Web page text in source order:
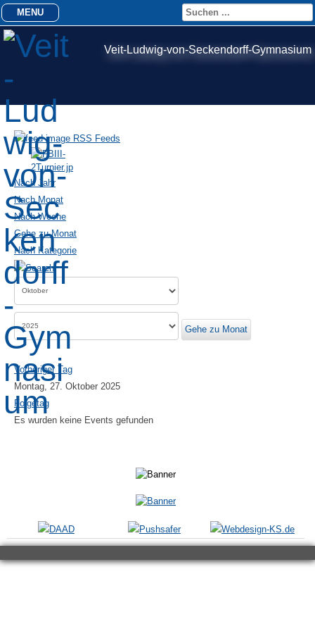
Veit-Ludwig-von-Seckendorff-Gymnasium
MENU
RSS Feeds
Nach Jahr
Nach Monat
Nach Woche
Gehe zu Monat
Nach Kategorie
Gehe zu Monat
Vorheriger Tag
Montag, 27. Oktober 2025
Folgetag
Es wurden keine Events gefunden